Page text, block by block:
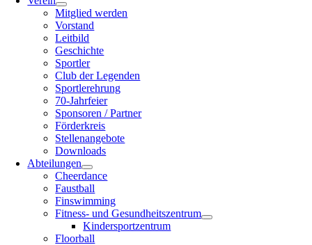
Mitglied werden
Vorstand
Leitbild
Geschichte
Sportler
Club der Legenden
Sportlerehrung
70-Jahrfeier
Sponsoren / Partner
Förderkreis
Stellenangebote
Downloads
Abteilungen
Cheerdance
Faustball
Finswimming
Fitness- und Gesundheitszentrum
Kindersportzentrum
Floorball